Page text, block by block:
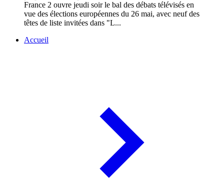
France 2 ouvre jeudi soir le bal des débats télévisés en
vue des élections européennes du 26 mai, avec neuf des
têtes de liste invitées dans "L...
Accueil